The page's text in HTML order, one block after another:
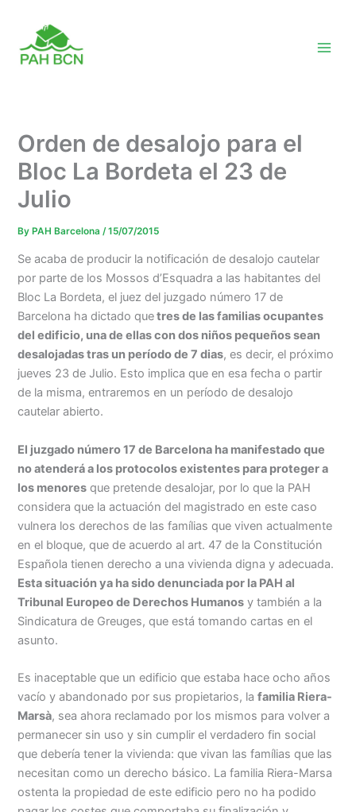
content
Orden de desalojo para el
Bloc La Bordeta el 23 de
Julio
By PAH Barcelona/15/07/2015
Se acaba de producir la notificación de desalojo cautelar
por parte de los Mossos d’Esquadra a las habitantes del
Bloc La Bordeta, el juez del juzgado número 17 de
Barcelona ha dictado quetres de las familias ocupantes
del edificio, una de ellas con dos niños pequeños sean
desalojadas tras un período de 7 dias, es decir, el próximo
jueves 23 de Julio. Esto implica que en esa fecha o partir
de la misma, entraremos en un período de desalojo
cautelar abierto.
El juzgado número 17 de Barcelona ha manifestado que
no atenderá a los protocolos existentes para proteger a
los menores que pretende desalojar, por lo que la PAH
considera que la actuación del magistrado en este caso
vulnera los derechos de las famílias que viven actualmente
en el bloque, que de acuerdo al art. 47 de la Constitución
Española tienen derecho a una vivienda digna y adecuada.
Esta situación ya ha sido denunciada por la PAH al
Tribunal Europeo de Derechos Humanos y también a la
Sindicatura de Greuges, que está tomando cartas en el
asunto.
Es inaceptable que un edificio que estaba hace ocho años
vacío y abandonado por sus propietarios, lafamilia Riera-
Marsà, sea ahora reclamado por los mismos para volver a
permanecer sin uso y sin cumplir el verdadero fin social
que debería tener la vivienda: que vivan las famílias que las
necesitan como un derecho básico. La familia Riera-Marsa
ostenta la propiedad de este edificio pero no ha podido